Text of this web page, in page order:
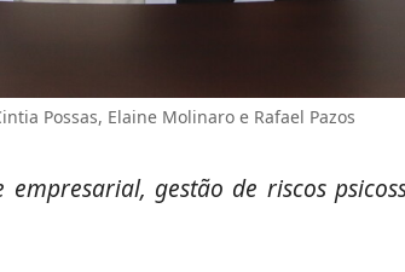
Possas, Elaine Molinaro e Rafael Pazos
gestão de riscos